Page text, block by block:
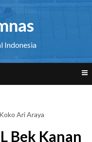
Indonesia
Ari Araya
Bek Kanan